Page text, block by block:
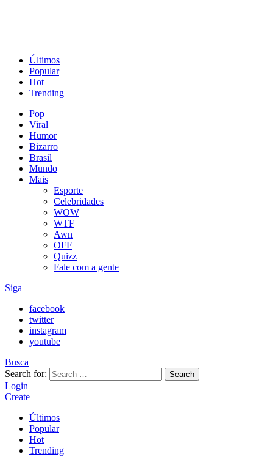
Últimos
Popular
Hot
Trending
Pop
Viral
Humor
Bizarro
Brasil
Mundo
Mais
Esporte
Celebridades
WOW
WTF
Awn
OFF
Quizz
Fale com a gente
Siga
facebook
twitter
instagram
youtube
Busca
Search for:
Search
Login
Create
Últimos
Popular
Hot
Trending